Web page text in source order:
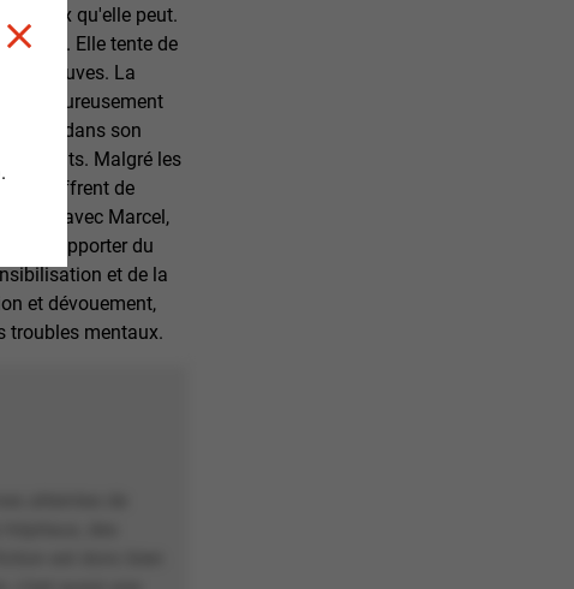
mieux qu'elle peut.
isolé. Elle tente de
épreuves. La
chaleureusement
dans son
patients. Malgré les
souffrent de
avec Marcel,
lui apporter du
et de la
et dévouement,
troubles mentaux.